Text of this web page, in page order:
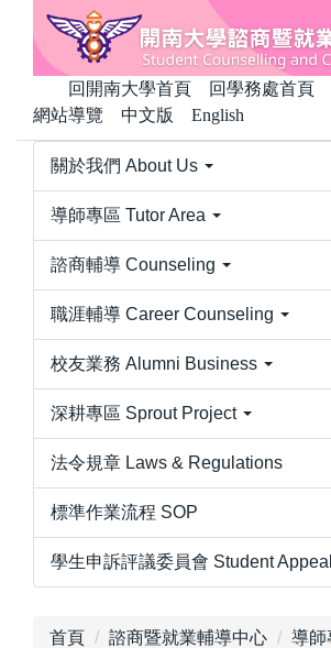
回開南大學首頁 回學務處首頁
網站導覽
中文版 English
關於我們 About Us
導師專區 Tutor Area
諮商輔導 Counseling
職涯輔導 Career Counseling
校友業務 Alumni Business
深耕專區 Sprout Project
法令規章 Laws & Regulations
標準作業流程 SOP
學生申訴評議委員會 Student
首頁 諮商暨就業輔導中心
導師